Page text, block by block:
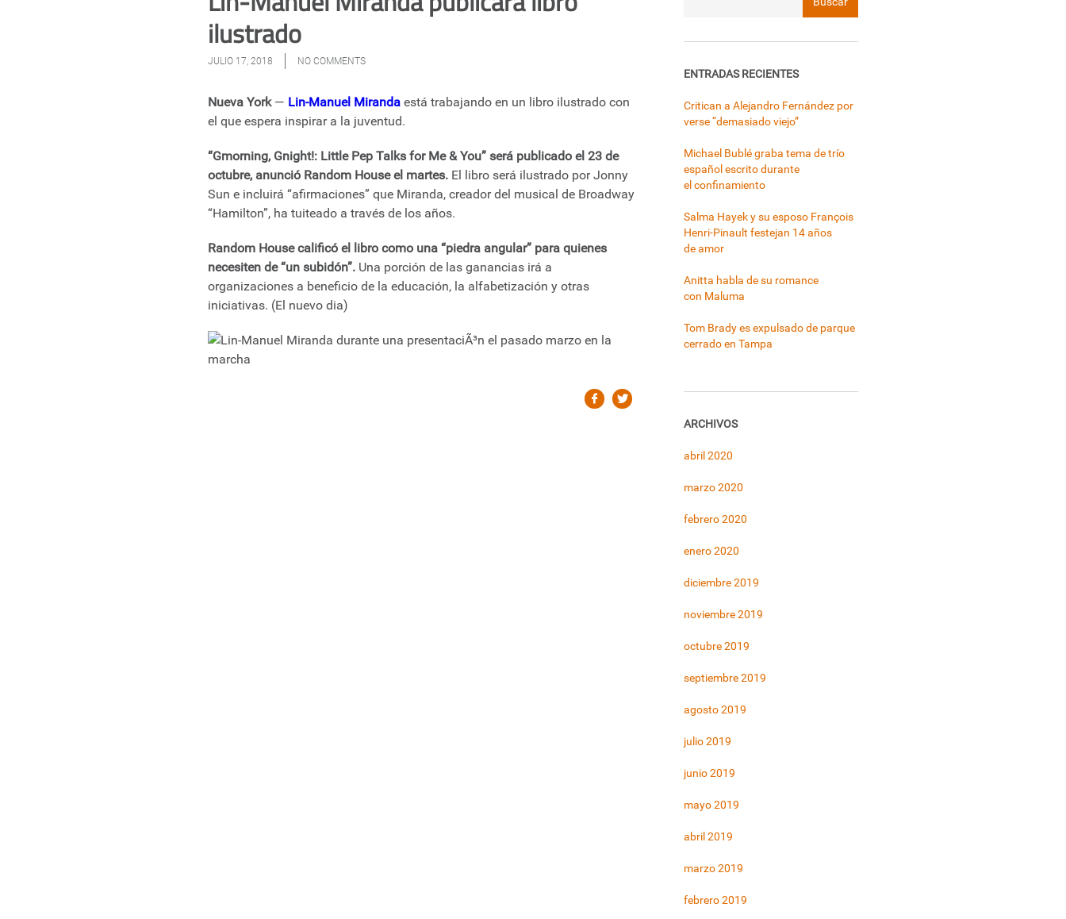
ilustrado
JULIO 17, 2018 NO COMMENTS
Nueva York — Lin-Manuel Miranda está trabajando en un libro ilustrado con
el que espera inspirar a la juventud.
“Gmorning, Gnight!: Little Pep Talks for Me & You” será publicado el 23 de
octubre, anunció Random House el martes. El libro será ilustrado por Jonny
Sun e incluirá “afirmaciones” que Miranda, creador del musical de Broadway
“Hamilton”, ha tuiteado a través de los años.
Random House calificó el libro como una “piedra angular” para quienes
necesiten de “un subidón”. Una porción de las ganancias irá a
organizaciones a beneficio de la educación, la alfabetización y otras
iniciativas. (El nuevo dia)
ENTRADAS RECIENTES
Critican a Alejandro Fernández por
verse “demasiado viejo”
Michael Bublé graba tema de trío
español escrito durante
el confinamiento
Salma Hayek y su esposo François
Henri-Pinault festejan 14 años
de amor
Anitta habla de su romance
con Maluma
Tom Brady es expulsado de parque
cerrado en Tampa
ARCHIVOS
abril 2020
marzo 2020
febrero 2020
enero 2020
diciembre 2019
noviembre 2019
octubre 2019
septiembre 2019
agosto 2019
julio 2019
junio 2019
mayo 2019
abril 2019
marzo 2019
febrero 2019